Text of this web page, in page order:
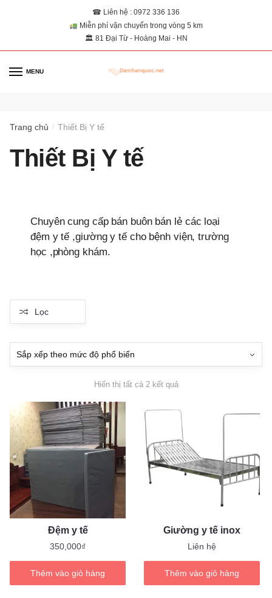
☎ Liên hệ : 0972 336 136
Miễn phí vận chuyển trong vòng 5 km
🏛 81 Đại Từ - Hoàng Mai - HN
MENU
Trang chủ / Thiết Bị Y tế
Thiết Bị Y tế
Chuyên cung cấp bán buôn bán lẻ các loại
đệm y tế ,giường y tế cho bệnh viện, trường
học ,phòng khám.
Lọc
Hiển thị tất cả 2 kết quảĐã
xếp
theo
mức
độ
phổ
biến
Đệm y tế
350,000₫
Thêm vào giỏ hàng
Giường y tế inox
Liên hệ
Thêm vào giỏ hàng